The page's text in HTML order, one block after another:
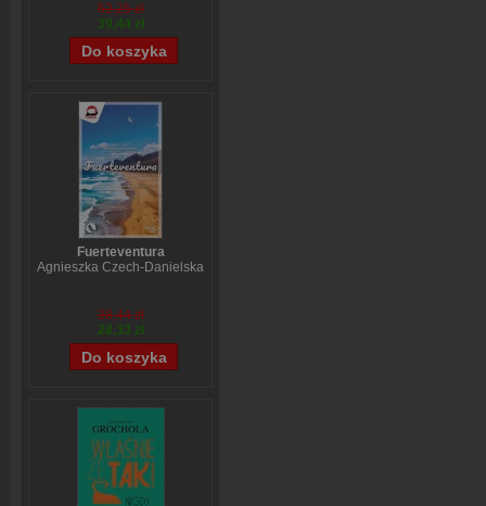
52,25 zł
39,44 zł
Fuerteventura
Agnieszka Czech-Danielska
38,44 zł
28,33 zł